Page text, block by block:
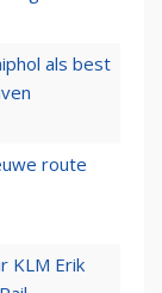
als best
route
KLM Erik